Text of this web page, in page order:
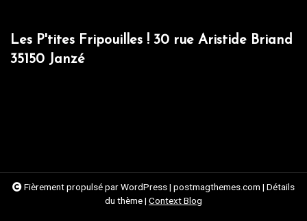
Les P'tites Fripouilles ! 30 rue Aristide Briand
35150 Janzé
Fièrement propulsé par WordPress| postmagthemes.com | Détails
du thème| Context Blog